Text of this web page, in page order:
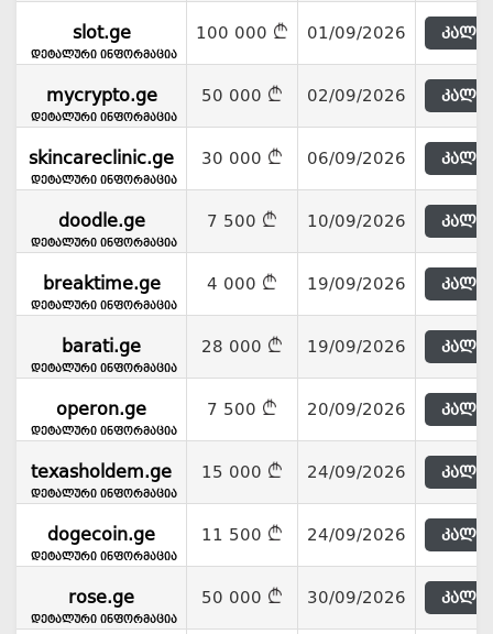
slot.ge
დეტალური ინფორმაცია
100 000 01/09/2026
mycrypto.ge
დეტალური ინფორმაცია
50 000 02/09/2026
skincareclinic.ge
დეტალური ინფორმაცია
30 000 06/09/2026
doodle.ge
დეტალური ინფორმაცია
7 500 10/09/2026
breaktime.ge
დეტალური ინფორმაცია
4 000 19/09/2026
barati.ge
დეტალური ინფორმაცია
28 000 19/09/2026
operon.ge
დეტალური ინფორმაცია
7 500 20/09/2026
texasholdem.ge
დეტალური ინფორმაცია
15 000 24/09/2026
dogecoin.ge
დეტალური ინფორმაცია
11 500 24/09/2026
rose.ge
დეტალური ინფორმაცია
50 000 30/09/2026